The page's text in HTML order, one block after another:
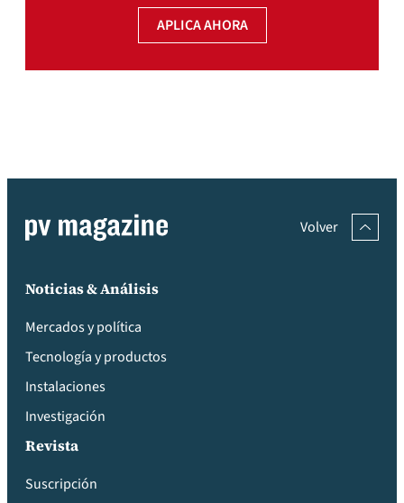
APLICA AHORA
Volver
Noticias & Análisis
Mercados y política
Tecnología y productos
Instalaciones
Investigación
Revista
Suscripción